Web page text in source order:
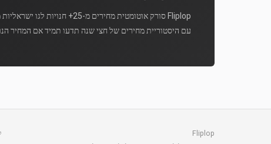
Fliplop סורק אוטומטית מחירים מ-25+ חנויות לגו ישראליות מספר פעמים ביום.
עם היסטוריית מחירים של חצי שנה תדעו תמיד אם המחיר
Fliplop